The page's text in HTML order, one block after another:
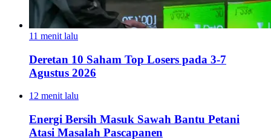
11 menit lalu
Deretan 10 Saham Top Losers pada 3-7
Agustus 2026
12 menit lalu
Energi Bersih Masuk Sawah Bantu Petani
Atasi Masalah Pascapanen